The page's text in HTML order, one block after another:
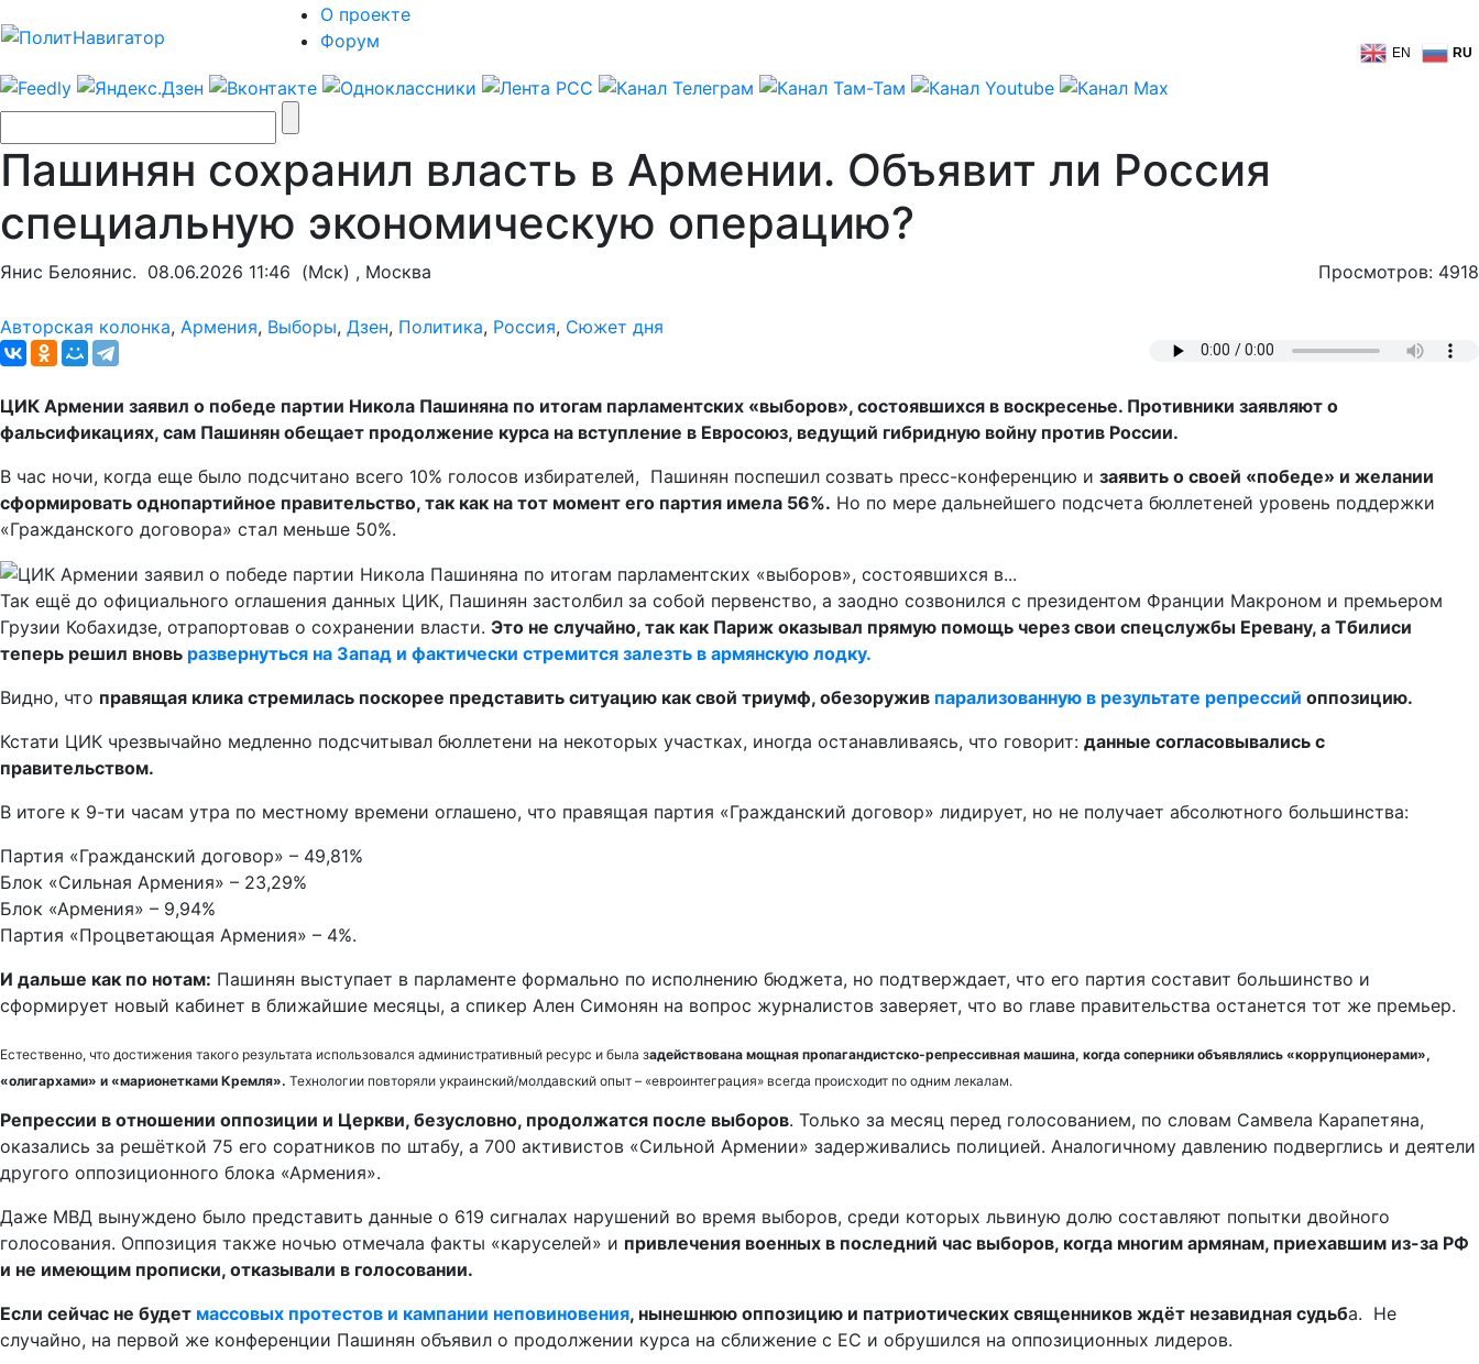
О проекте
Форум
EN RU
Пашинян сохранил власть в Армении. Объявит ли Россия
специальную экономическую операцию?
Янис Белоянис. 08.06.2026 11:46 (Мск) , Москва Просмотров: 4918
Авторская колонка, Армения, Выборы, Дзен, Политика, Россия, Сюжет дня
ЦИК Армении заявил о победе партии Никола Пашиняна по итогам парламентских «выборов», состоявшихся в воскресенье. Противники заявляют о
фальсификациях, сам Пашинян обещает продолжение курса на вступление в Евросоюз, ведущий гибридную войну против России.
В час ночи, когда еще было подсчитано всего 10% голосов избирателей, Пашинян поспешил созвать пресс-конференцию и заявить о своей «победе» и желании
сформировать однопартийное правительство, так как на тот момент его партия имела 56%. Но по мере дальнейшего подсчета бюллетеней уровень поддержки
«Гражданского договора» стал меньше 50%.
Так ещё до официального оглашения данных ЦИК, Пашинян застолбил за собой первенство, а заодно созвонился с президентом Франции Макроном и премьером
Грузии Кобахидзе, отрапортовав о сохранении власти. Это не случайно, так как Париж оказывал прямую помощь через свои спецслужбы Еревану, а Тбилиси
теперь решил вновь развернуться на Запад и фактически стремится залезть в армянскую лодку.
Видно, что правящая клика стремилась поскорее представить ситуацию как свой триумф, обезоружив парализованную в результате репрессий оппозицию.
Кстати ЦИК чрезвычайно медленно подсчитывал бюллетени на некоторых участках, иногда останавливаясь, что говорит: данные согласовывались с
правительством.
В итоге к 9-ти часам утра по местному времени оглашено, что правящая партия «Гражданский договор» лидирует, но не получает абсолютного большинства:
Партия «Гражданский договор» – 49,81%
Блок «Сильная Армения» – 23,29%
Блок «Армения» – 9,94%
Партия «Процветающая Армения» – 4%.
И дальше как по нотам: Пашинян выступает в парламенте формально по исполнению бюджета, но подтверждает, что его партия составит большинство и
сформирует новый кабинет в ближайшие месяцы, а спикер Ален Симонян на вопрос журналистов заверяет, что во главе правительства останется тот же премьер.
Естественно, что достижения такого результата использовался административный ресурс и была задействована мощная пропагандистско-репрессивная машина, когда соперники объявлялись «коррупционерами»,
«олигархами» и «марионетками Кремля». Технологии повторяли украинский/молдавский опыт – «евроинтеграция» всегда происходит по одним лекалам.
Репрессии в отношении оппозиции и Церкви, безусловно, продолжатся после выборов. Только за месяц перед голосованием, по словам Самвела Карапетяна,
оказались за решёткой 75 его соратников по штабу, а 700 активистов «Сильной Армении» задерживались полицией. Аналогичному давлению подверглись и деятели
другого оппозиционного блока «Армения».
Даже МВД вынуждено было представить данные о 619 сигналах нарушений во время выборов, среди которых львиную долю составляют попытки двойного
голосования. Оппозиция также ночью отмечала факты «каруселей» и привлечения военных в последний час выборов, когда многим армянам, приехавшим из-за РФ
и не имеющим прописки, отказывали в голосовании.
Если сейчас не будет массовых протестов и кампании неповиновения, нынешнюю оппозицию и патриотических священников ждёт незавидная судьба. Не
случайно, на первой же конференции Пашинян объявил о продолжении курса на сближение с ЕС и обрушился на оппозиционных лидеров.